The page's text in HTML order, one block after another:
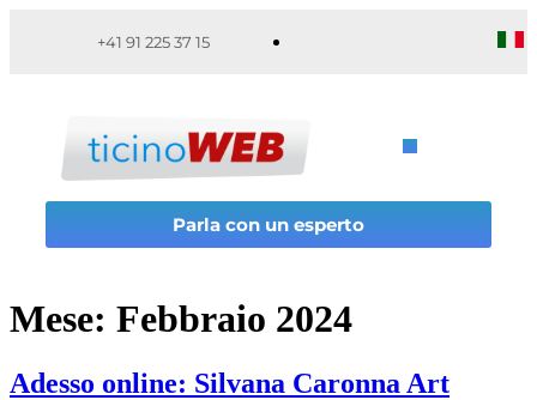
+41 91 225 37 15
Parla con un esperto
Mese: Febbraio 2024
Adesso online: Silvana Caronna Art